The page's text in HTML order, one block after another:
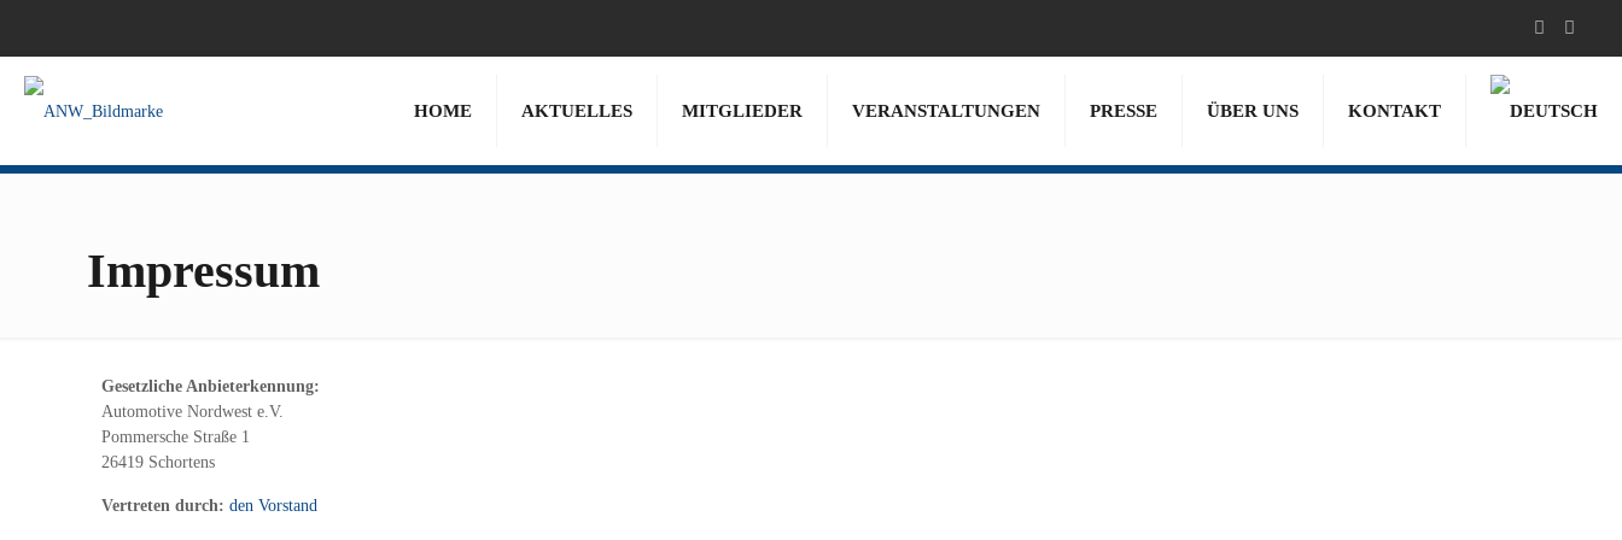
HOME AKTUELLES MITGLIEDER VERANSTALTUNGEN PRESSE ÜBER UNS KONTAKT
Impressum
Gesetzliche Anbieterkennung:
Automotive Nordwest e.V.
Pommersche Straße 1
26419 Schortens
Vertreten durch: den Vorstand